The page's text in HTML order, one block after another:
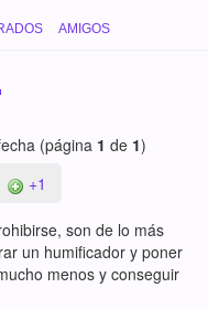
AMIGOS
(página 1 de 1)
+1
son de lo más
un humificador y poner
menos y conseguir